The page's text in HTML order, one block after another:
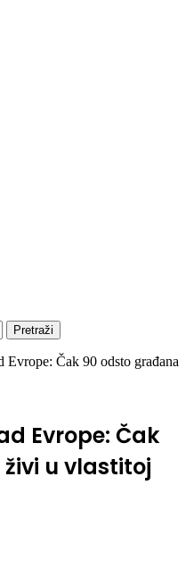
Pretraži
Evrope: Čak 90 odsto građana
Evrope: Čak
u vlastitoj